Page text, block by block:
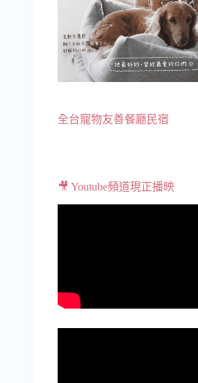
全台寵物友善餐廳民宿
🎥 Youtube頻道現正播映